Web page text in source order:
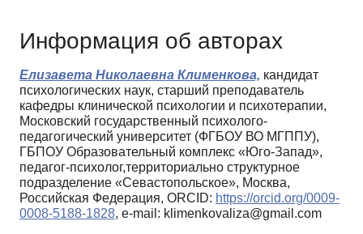
Информация об авторах
Елизавета Николаевна Клименкова, кандидат
психологических наук, старший преподаватель
кафедры клинической психологии и психотерапии,
Московский государственный психолого-
педагогический университет (ФГБОУ ВО МГППУ),
ГБПОУ Образовательный комплекс «Юго-Запад»,
педагог-психолог,территориально структурное
подразделение «Севастопольское», Москва,
Российская Федерация, ORCID: https://orcid.org/0009-
0008-5188-1828, e-mail: klimenkovaliza@gmail.com